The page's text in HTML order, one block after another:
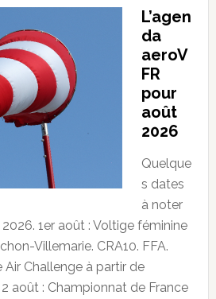
L’agen
da
aeroV
FR
pour
août
2026
Quelque
s dates
à noter
1er août : Voltige féminine
Villemarie. CRA10. FFA.
Challenge à partir de
2 août : Championnat de France